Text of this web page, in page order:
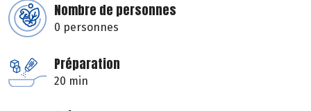
Nombre de personnes
0 personnes
Préparation
20 min